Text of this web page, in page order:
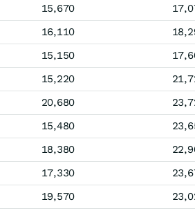
15,670
16,110
15,150
15,220
20,680
15,480
18,380
17,330
19,570